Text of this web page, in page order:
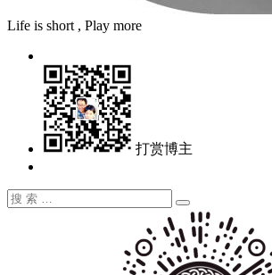
Life is short , Play more
打赏博主
搜
搜
索